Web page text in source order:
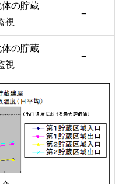
の貯蔵
視
−
の貯蔵
視
−